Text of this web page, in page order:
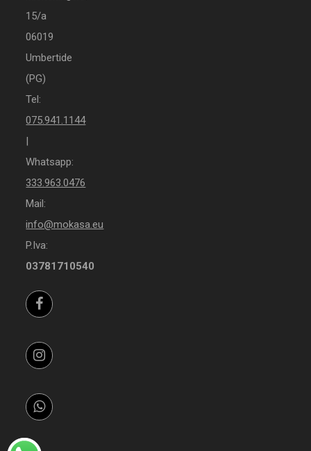
15/a
06019
Umbertide
(PG)
Tel:
075.941.1144
|
Whatsapp:
333.963.0476
Mail:
info@mokasa.eu
P.Iva:
03781710540
Facebook
Instagram
Whatsapp